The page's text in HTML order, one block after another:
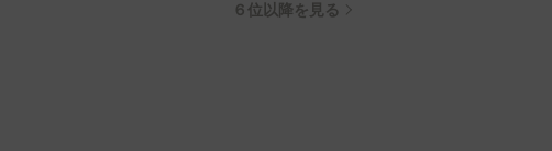
６位以降を見る